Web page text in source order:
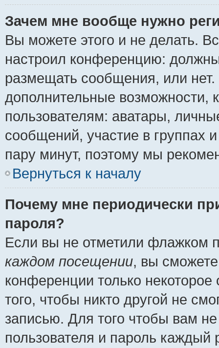
Зачем мне вообще нужно
Вы можете этого и не делать.
настроил конференцию:
размещать сообщения, или
дополнительные
пользователям: аватары,
сообщений, участие в группах
пару минут, поэтому мы
Вернуться к началу
Почему мне периодически
пароля?
Если вы не отметили флажком
каждом посещении, вы
конференции только
того, чтобы никто другой не
записью. Для того чтобы вам
пользователя и пароль